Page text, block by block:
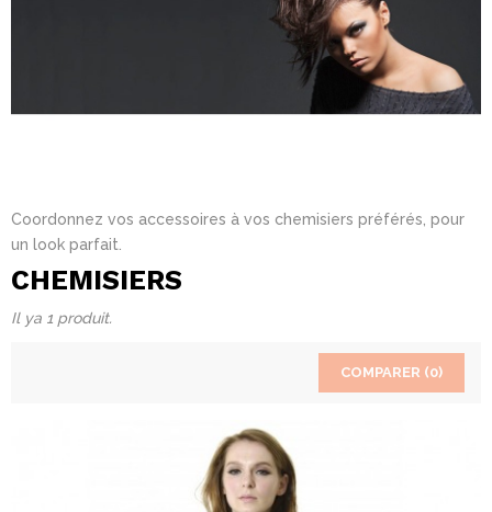
Coordonnez vos accessoires à vos chemisiers préférés, pour
un look parfait.
CHEMISIERS
Il ya 1 produit.
COMPARER (0)